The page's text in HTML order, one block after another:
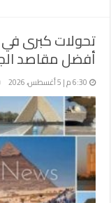
تحولات كبرى
أفضل مقاصد
6:30 م | 5 أغسطس، 2026